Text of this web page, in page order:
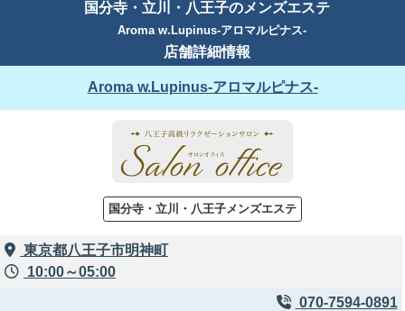
国分寺・立川・八王子のメンズエステ
Aroma w.Lupinus-アロマルピナス-
店舗詳細情報
Aroma w.Lupinus-アロマルピナス-
国分寺・立川・八王子メンズエステ
東京都八王子市明神町
10:00～05:00
070-7594-0891